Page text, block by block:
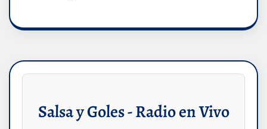
Salsa y Goles - Radio en Vivo